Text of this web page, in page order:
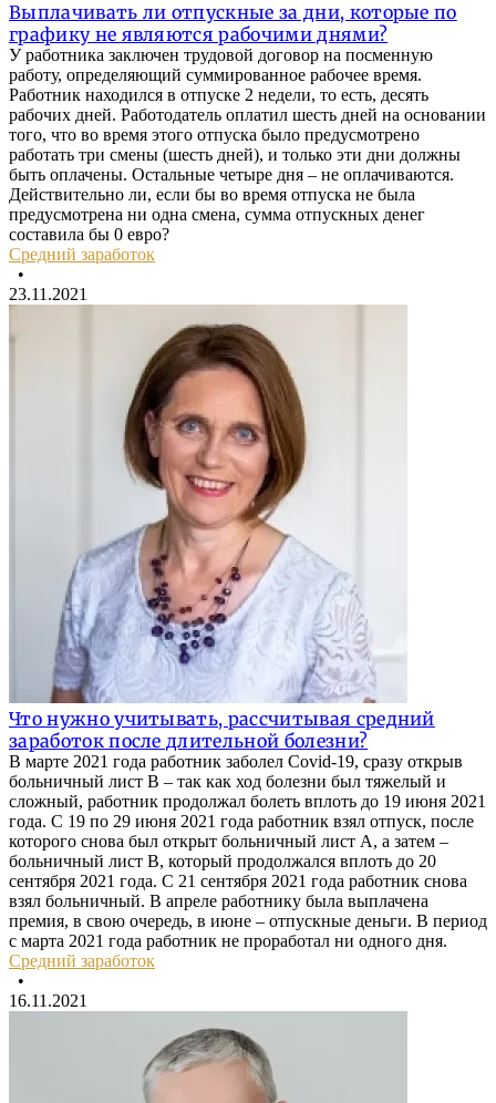
Выплачивать ли отпускные за дни, которые по
графику не являются рабочими днями?
У работника заключен трудовой договор на посменную
работу, определяющий суммированное рабочее время.
Работник находился в отпуске 2 недели, то есть, десять
рабочих дней. Работодатель оплатил шесть дней на основании
того, что во время этого отпуска было предусмотрено
работать три смены (шесть дней), и только эти дни должны
быть оплачены. Остальные четыре дня – не оплачиваются.
Действительно ли, если бы во время отпуска не была
предусмотрена ни одна смена, сумма отпускных денег
составила бы 0 евро?
Средний заработок
•
23.11.2021
Что нужно учитывать, рассчитывая средний
заработок после длительной болезни?
В марте 2021 года работник заболел Covid-19, сразу открыв
больничный лист В – так как ход болезни был тяжелый и
сложный, работник продолжал болеть вплоть до 19 июня 2021
года. С 19 по 29 июня 2021 года работник взял отпуск, после
которого снова был открыт больничный лист А, а затем –
больничный лист В, который продолжался вплоть до 20
сентября 2021 года. С 21 сентября 2021 года работник снова
взял больничный. В апреле работнику была выплачена
премия, в свою очередь, в июне – отпускные деньги. В период
с марта 2021 года работник не проработал ни одного дня.
Средний заработок
•
16.11.2021